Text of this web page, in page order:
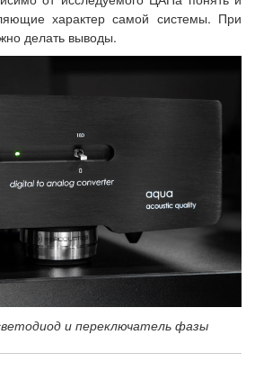
характер самой системы. При
делать выводы.
и переключатель фазы